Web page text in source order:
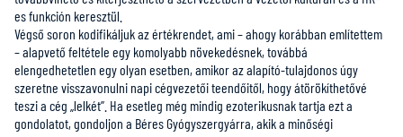
es funkción keresztül.
Végső soron kodifikáljuk az értékrendet, ami – ahogy korábban említettem
– alapvető feltétele egy komolyabb növekedésnek, továbbá
elengedhetetlen egy olyan esetben, amikor az alapító-tulajdonos úgy
szeretne visszavonulni napi cégvezetői teendőitől, hogy átörökíthetővé
teszi a cég „lelkét”. Ha esetleg még mindig ezoterikusnak tartja ezt a
gondolatot, gondoljon a Béres Gyógyszergyárra, akik a minőségi